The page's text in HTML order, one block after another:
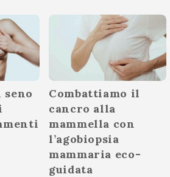
seno
Combattiamo il
cancro alla
mammella con
l’agobiopsia
mammaria eco-
guidata